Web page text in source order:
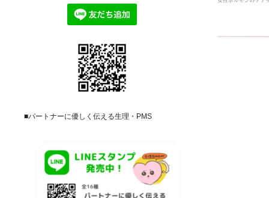
■パートナーに優しく伝える生理・PMS